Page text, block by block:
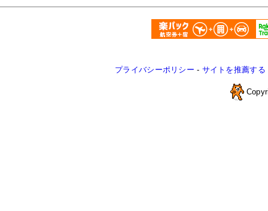
プライバシーポリシー - サイトを推薦する